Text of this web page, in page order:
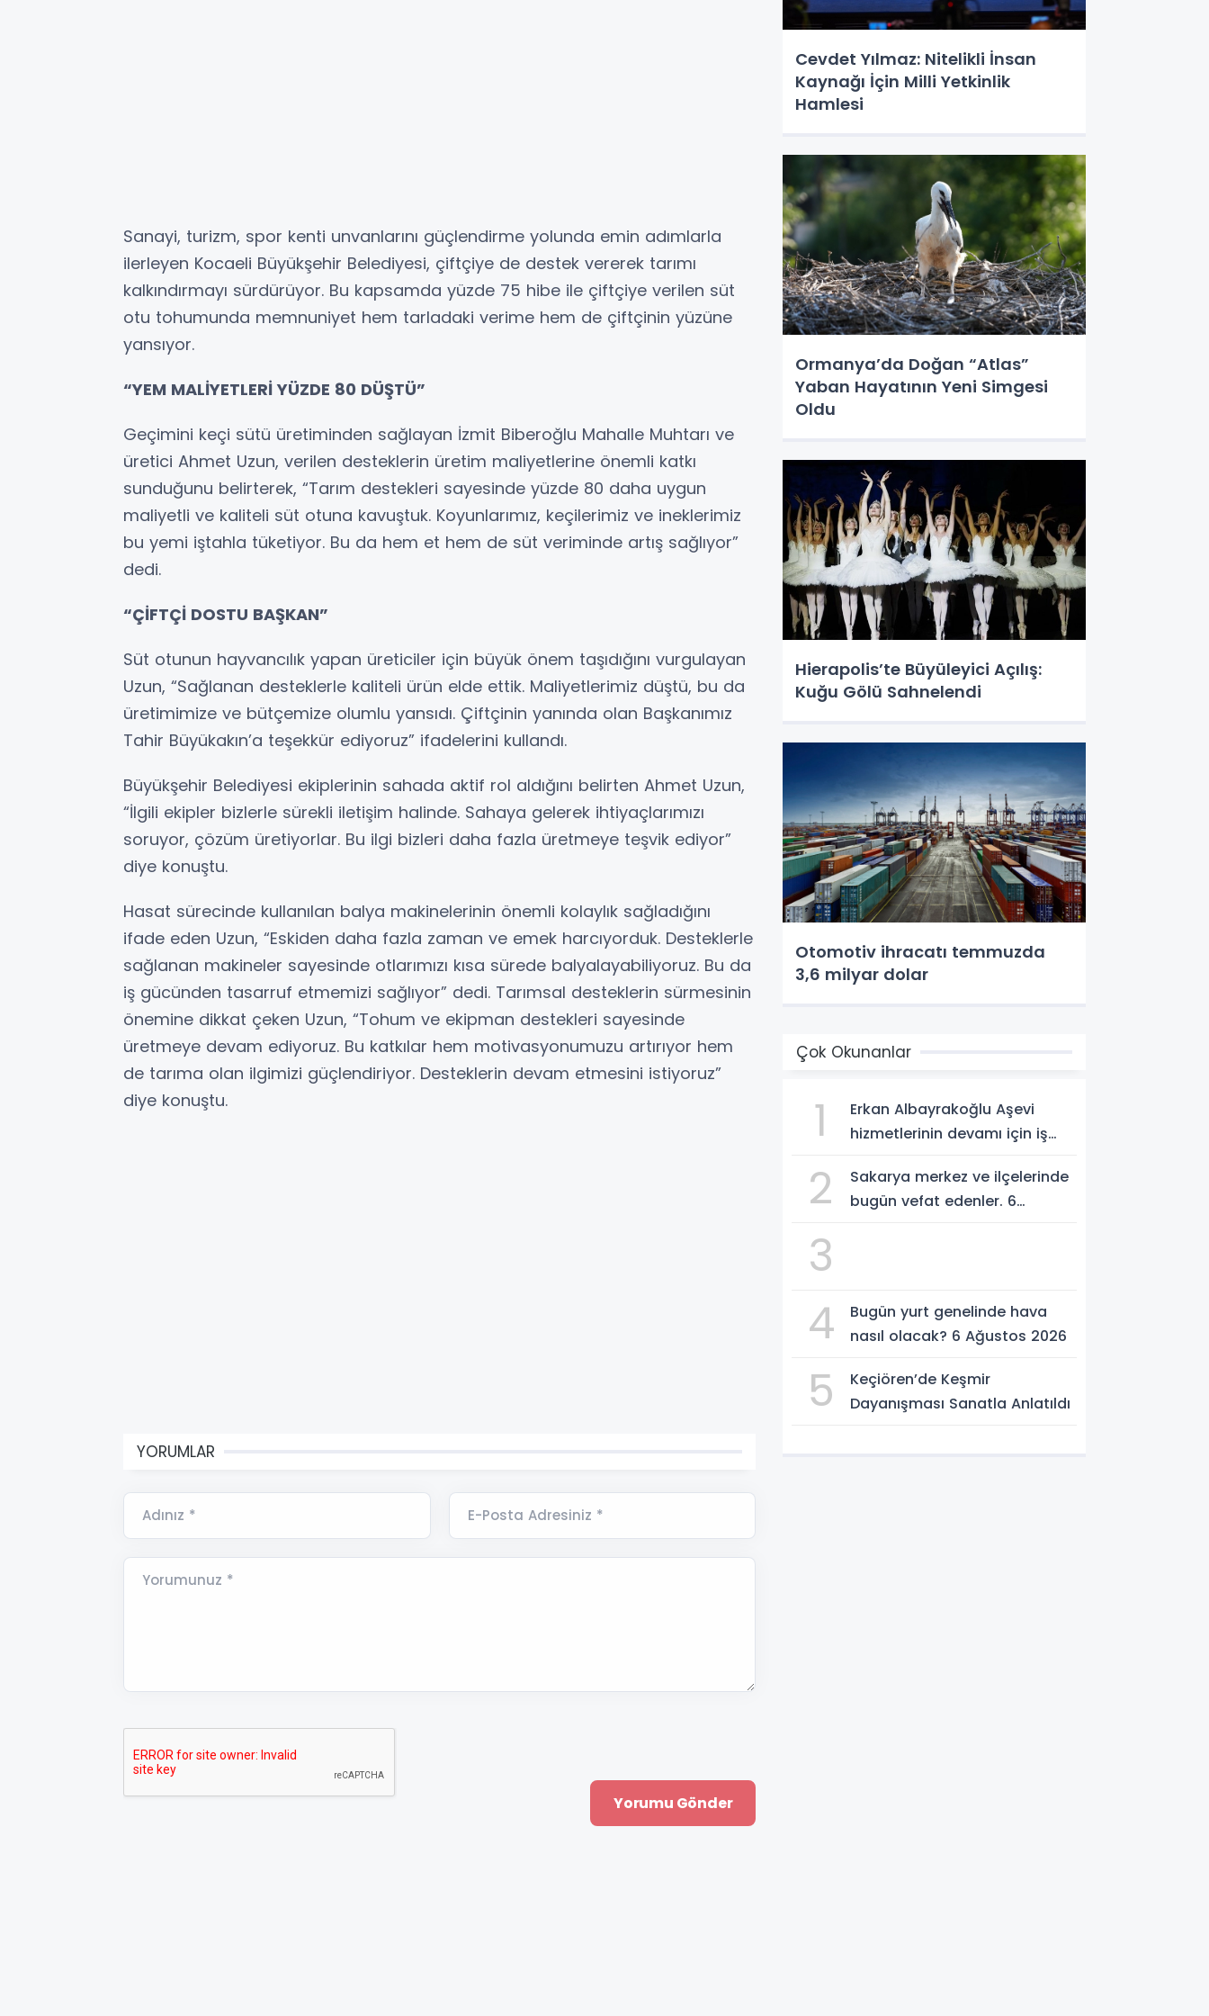
Sanayi, turizm, spor kenti unvanlarını güçlendirme yolunda emin adımlarla
ilerleyen Kocaeli Büyükşehir Belediyesi, çiftçiye de destek vererek tarımı
kalkındırmayı sürdürüyor. Bu kapsamda yüzde 75 hibe ile çiftçiye verilen süt
otu tohumunda memnuniyet hem tarladaki verime hem de çiftçinin yüzüne
yansıyor.
“YEM MALİYETLERİ YÜZDE 80 DÜŞTÜ”
Geçimini keçi sütü üretiminden sağlayan İzmit Biberoğlu Mahalle Muhtarı ve
üretici Ahmet Uzun, verilen desteklerin üretim maliyetlerine önemli katkı
sunduğunu belirterek, “Tarım destekleri sayesinde yüzde 80 daha uygun
maliyetli ve kaliteli süt otuna kavuştuk. Koyunlarımız, keçilerimiz ve ineklerimiz
bu yemi iştahla tüketiyor. Bu da hem et hem de süt veriminde artış sağlıyor”
dedi.
“ÇİFTÇİ DOSTU BAŞKAN”
Süt otunun hayvancılık yapan üreticiler için büyük önem taşıdığını vurgulayan
Uzun, “Sağlanan desteklerle kaliteli ürün elde ettik. Maliyetlerimiz düştü, bu da
üretimimize ve bütçemize olumlu yansıdı. Çiftçinin yanında olan Başkanımız
Tahir Büyükakın’a teşekkür ediyoruz” ifadelerini kullandı.
Büyükşehir Belediyesi ekiplerinin sahada aktif rol aldığını belirten Ahmet Uzun,
“İlgili ekipler bizlerle sürekli iletişim halinde. Sahaya gelerek ihtiyaçlarımızı
soruyor, çözüm üretiyorlar. Bu ilgi bizleri daha fazla üretmeye teşvik ediyor”
diye konuştu.
Hasat sürecinde kullanılan balya makinelerinin önemli kolaylık sağladığını
ifade eden Uzun, “Eskiden daha fazla zaman ve emek harcıyorduk. Desteklerle
sağlanan makineler sayesinde otlarımızı kısa sürede balyalayabiliyoruz. Bu da
iş gücünden tasarruf etmemizi sağlıyor” dedi. Tarımsal desteklerin sürmesinin
önemine dikkat çeken Uzun, “Tohum ve ekipman destekleri sayesinde
üretmeye devam ediyoruz. Bu katkılar hem motivasyonumuzu artırıyor hem
de tarıma olan ilgimizi güçlendiriyor. Desteklerin devam etmesini istiyoruz”
diye konuştu.
YORUMLAR
Adınız * E-Posta Adresiniz *
Yorumunuz *
Cevdet Yılmaz: Nitelikli İnsan
Kaynağı İçin Milli Yetkinlik
Hamlesi
Ormanya’da Doğan “Atlas”
Yaban Hayatının Yeni Simgesi
Oldu
Hierapolis’te Büyüleyici Açılış:
Kuğu Gölü Sahnelendi
Otomotiv ihracatı temmuzda
3,6 milyar dolar
Çok Okunanlar
1
Erkan Albayrakoğlu Aşevi
hizmetlerinin devamı için iş
2
Sakarya merkez ve ilçelerinde
bugün vefat edenler. 6
3
4
Bugün yurt genelinde hava
nasıl olacak? 6 Ağustos 2026
5
Keçiören’de Keşmir
Dayanışması Sanatla Anlatıldı